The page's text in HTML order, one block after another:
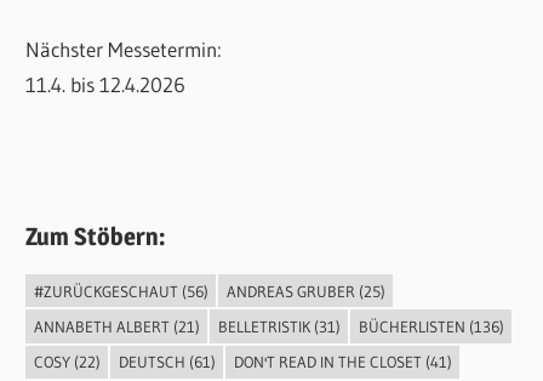
Nächster Messetermin:
11.4. bis 12.4.2026
Zum Stöbern:
#ZURÜCKGESCHAUT(56) ANDREAS GRUBER (25)
ANNABETH ALBERT(21) BELLETRISTIK(31) BÜCHERLISTEN (136)
COSY(22) DEUTSCH (61) DON'T READ IN THE CLOSET(41)